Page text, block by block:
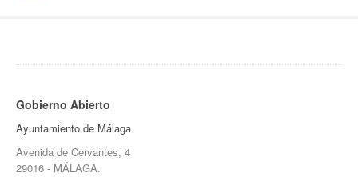
Gobierno Abierto
Ayuntamiento de Málaga
Avenida de Cervantes, 4
29016 - MÁLAGA.